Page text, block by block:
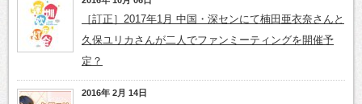
［訂正］2017年1月 中国・深センにて楠田亜衣奈さんと
久保ユリカさんが二人でファンミーティングを開催予
定？
2016年 2月 14日